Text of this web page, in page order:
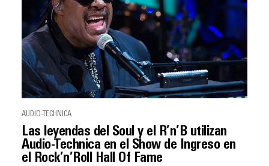
AUDIO-TECHNICA
Las leyendas del Soul y el R’n’B utilizan
Audio-Technica en el Show de Ingreso en
el Rock’n’Roll Hall Of Fame